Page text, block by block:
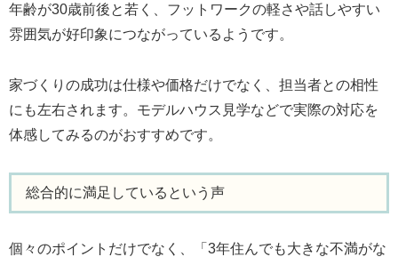
年齢が30歳前後と若く、フットワークの軽さや話しやすい
雰囲気が好印象につながっているようです。
家づくりの成功は仕様や価格だけでなく、担当者との相性
にも左右されます。モデルハウス見学などで実際の対応を
体感してみるのがおすすめです。
総合的に満足しているという声
個々のポイントだけでなく、「3年住んでも大きな不満がな